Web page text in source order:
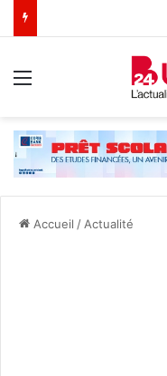
Accueil / Actualité